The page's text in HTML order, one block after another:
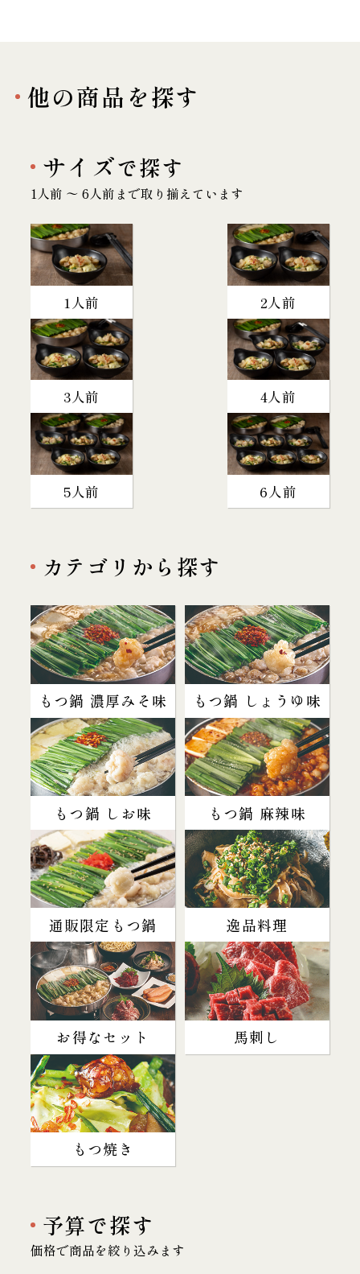
他の商品を探す
サイズで探す
1人前 〜 6人前まで取り揃えています
1人前 2人前
3人前 4人前
5人前 6人前
カテゴリから探す
もつ鍋 濃厚みそ味 もつ鍋 しょうゆ味
もつ鍋 しお味 もつ鍋 麻辣味
通販限定もつ鍋 逸品料理
お得なセット 馬刺し
もつ焼き
予算で探す
価格で商品を絞り込みます